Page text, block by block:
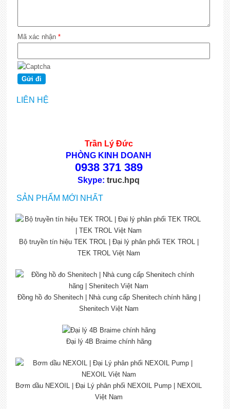
Mã xác nhận *
LIÊN HỆ
Trần Lý Đức
PHÒNG KINH DOANH
0938 371 389
Skype:truc.hpq
SẢN PHẨM MỚI NHẤT
Bộ truyền tín hiệu TEK TROL | Đại lý phân phối TEK TROL |
TEK TROL Việt Nam
Đồng hồ đo Shenitech | Nhà cung cấp Shenitech chính hãng |
Shenitech Việt Nam
Đại lý 4B Braime chính hãng
Bơm dầu NEXOIL | Đại Lý phân phối NEXOIL Pump | NEXOIL
Việt Nam